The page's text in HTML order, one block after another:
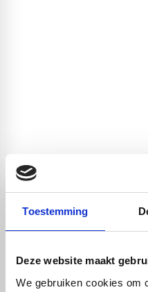
Toestemming
Deze website maakt
We gebruiken cookies om